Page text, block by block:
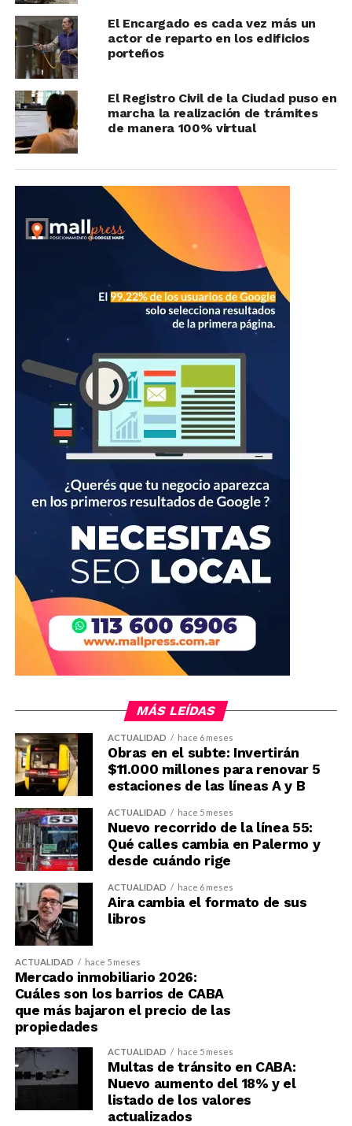
El Encargado es cada vez más un
actor de reparto en los edificios
porteños
El Registro Civil de la Ciudad puso en
marcha la realización de trámites
de manera 100% virtual
MÁS LEÍDAS
ACTUALIDAD hace 6 meses
Obras en el subte: Invertirán
$11.000 millones para renovar 5
estaciones de las líneas A y B
ACTUALIDAD hace 5 meses
Nuevo recorrido de la línea 55:
Qué calles cambia en Palermo y
desde cuándo rige
ACTUALIDAD hace 6 meses
Aira cambia el formato de sus
libros
ACTUALIDAD hace 5 meses
Mercado inmobiliario 2026:
Cuáles son los barrios de CABA
que más bajaron el precio de las
propiedades
ACTUALIDAD hace 5 meses
Multas de tránsito en CABA:
Nuevo aumento del 18% y el
listado de los valores
actualizados